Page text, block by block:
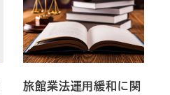
旅館業法運用緩和に関